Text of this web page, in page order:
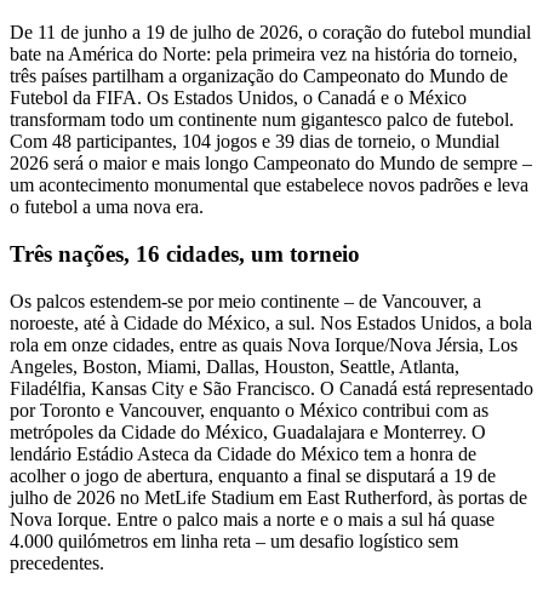
De 11 de junho a 19 de julho de 2026, o coração do futebol mundial
bate na América do Norte: pela primeira vez na história do torneio,
três países partilham a organização do Campeonato do Mundo de
Futebol da FIFA. Os Estados Unidos, o Canadá e o México
transformam todo um continente num gigantesco palco de futebol.
Com 48 participantes, 104 jogos e 39 dias de torneio, o Mundial
2026 será o maior e mais longo Campeonato do Mundo de sempre –
um acontecimento monumental que estabelece novos padrões e leva
o futebol a uma nova era.
Três nações, 16 cidades, um torneio
Os palcos estendem-se por meio continente – de Vancouver, a
noroeste, até à Cidade do México, a sul. Nos Estados Unidos, a bola
rola em onze cidades, entre as quais Nova Iorque/Nova Jérsia, Los
Angeles, Boston, Miami, Dallas, Houston, Seattle, Atlanta,
Filadélfia, Kansas City e São Francisco. O Canadá está representado
por Toronto e Vancouver, enquanto o México contribui com as
metrópoles da Cidade do México, Guadalajara e Monterrey. O
lendário Estádio Asteca da Cidade do México tem a honra de
acolher o jogo de abertura, enquanto a final se disputará a 19 de
julho de 2026 no MetLife Stadium em East Rutherford, às portas de
Nova Iorque. Entre o palco mais a norte e o mais a sul há quase
4.000 quilómetros em linha reta – um desafio logístico sem
precedentes.